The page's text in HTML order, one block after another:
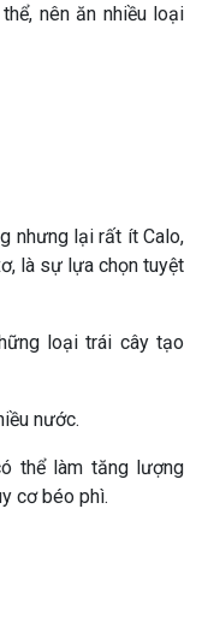
nên ăn nhiều loại
nhưng lại rất ít Calo,
là sự lựa chọn tuyệt
loại trái cây tạo
nước.
thể làm tăng lượng
cơ béo phì.